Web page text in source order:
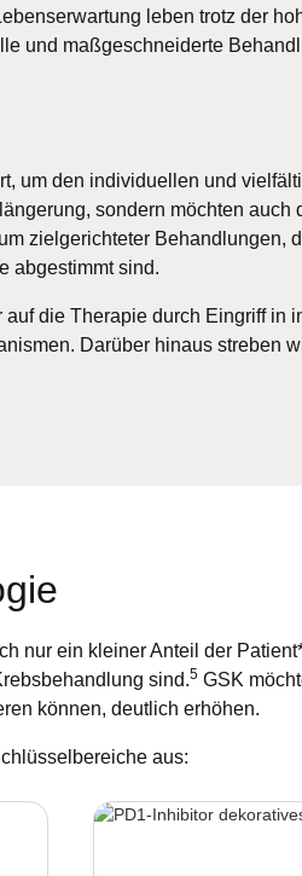
leben trotz der
und maßgeschneiderte
um den individuellen und
sondern möchten auch
zielgerichteter Behandlungen,
abgestimmt sind.
die Therapie durch Eingriff in
Darüber hinaus streben
nur ein kleiner Anteil der
sind.5GSK
können, deutlich erhöhen.
aus: